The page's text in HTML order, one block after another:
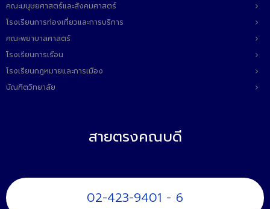
คณะมนุษยศาสตร์และสังคมศาสตร์
โรงเรียนการท่องเที่ยวและการบริการ
คณะพยาบาลศาสตร์
โรงเรียนการเรือน
โรงเรียนกฎหมายและการเมือง
บัณฑิตวิทยาลัย
สายตรงคณบดี
02-423-9401 - 6